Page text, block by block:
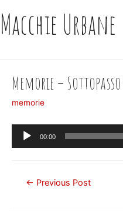
to
content
Macchie Urbane
Memorie –
memorie
Audio
Player
00:00
Post← Previous Post